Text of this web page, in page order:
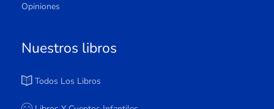
Opiniones
Nuestros libros
Todos Los Libros